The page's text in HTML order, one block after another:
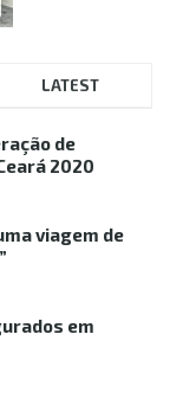
LATEST
de
2020
viagem de
em